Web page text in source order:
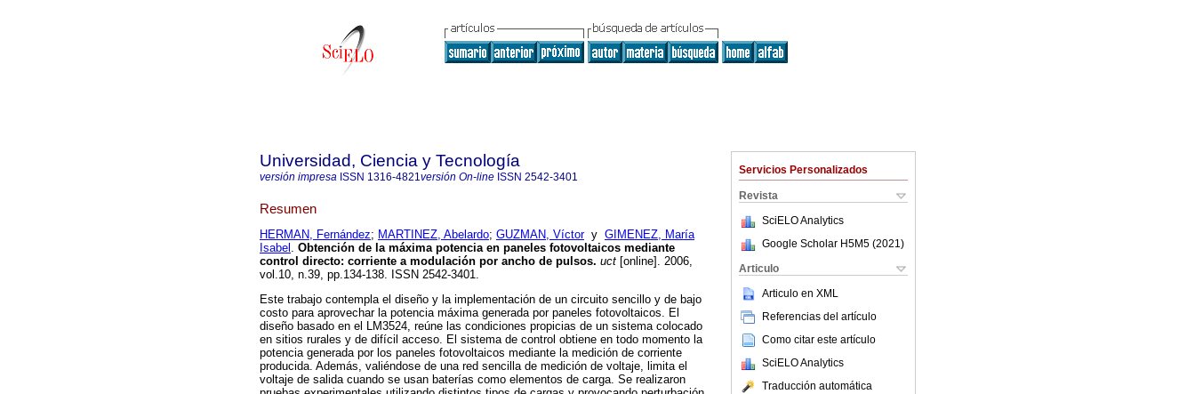
Servicios Personalizados
Revista
SciELO Analytics
Google Scholar H5M5 (2021 )
Articulo
Articulo en XML
Referencias del artículo
Como citar este artículo
SciELO Analytics
Traducción automática
Universidad, Ciencia y Tecnología
versión impresa ISSN 1316-4821versión On-line ISSN 2542-3401
Resumen
HERMAN, Fernández; MARTINEZ, Abelardo; GUZMAN, Víctory GIMENEZ, María
Isabel . Obtención de la máxima potencia en paneles fotovoltaicos mediante
control directo: corriente a modulación por ancho de pulsos. uct [online]. 2006,
vol.10, n.39, pp.134-138. ISSN 2542-3401.
Este trabajo contempla el diseño y la implementación de un circuito sencillo y de bajo
costo para aprovechar la potencia máxima generada por paneles fotovoltaicos. El
diseño basado en el LM3524, reúne las condiciones propicias de un sistema colocado
en sitios rurales y de difícil acceso. El sistema de control obtiene en todo momento la
potencia generada por los paneles fotovoltaicos mediante la medición de corriente
producida. Además, valiéndose de una red sencilla de medición de voltaje, limita el
voltaje de salida cuando se usan baterías como elementos de carga. Se realizaron